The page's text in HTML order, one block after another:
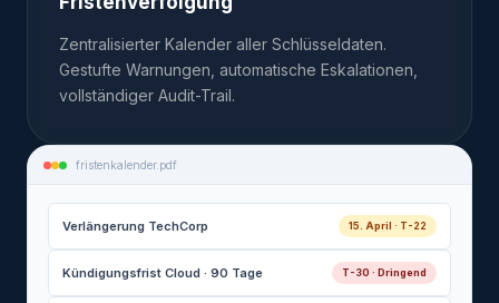
Zentralisierter Kalender aller Schlüsseldaten.
Gestufte Warnungen, automatische Eskalationen,
vollständiger Audit-Trail.
fristenkalender.pdf
Verlängerung TechCorp 15. April · T-22
Kündigungsfrist Cloud · 90 Tage T-30 · Dringend